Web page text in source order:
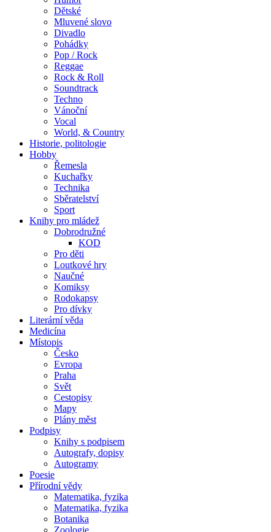
Dětské
Mluvené slovo
Divadlo
Pohádky
Pop / Rock
Reggae
Rock & Roll
Soundtrack
Techno
Vánoční
Vocal
World, & Country
Historie, politologie
Hobby
Řemesla
Kuchařky
Technika
Sběratelství
Sport
Knihy pro mládež
Dobrodružné
KOD
Pro děti
Loutkové hry
Naučné
Komiksy
Rodokapsy
Pro dívky
Literární věda
Medicína
Místopis
Česko
Evropa
Praha
Svět
Cestopisy
Mapy
Plány měst
Podpisy
Knihy s podpisem
Autografy, dopisy
Autogramy
Poesie
Přírodní vědy
Matematika, fyzika
Matematika, fyzika
Botanika